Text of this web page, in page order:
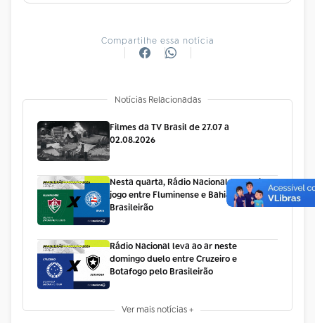
Compartilhe essa notícia
Notícias Relacionadas
Filmes da TV Brasil de 27.07 a
02.08.2026
Nesta quarta, Rádio Nacional transmite
jogo entre Fluminense e Bahia pelo
Brasileirão
Rádio Nacional leva ao ar neste
domingo duelo entre Cruzeiro e
Botafogo pelo Brasileirão
Ver mais notícias +